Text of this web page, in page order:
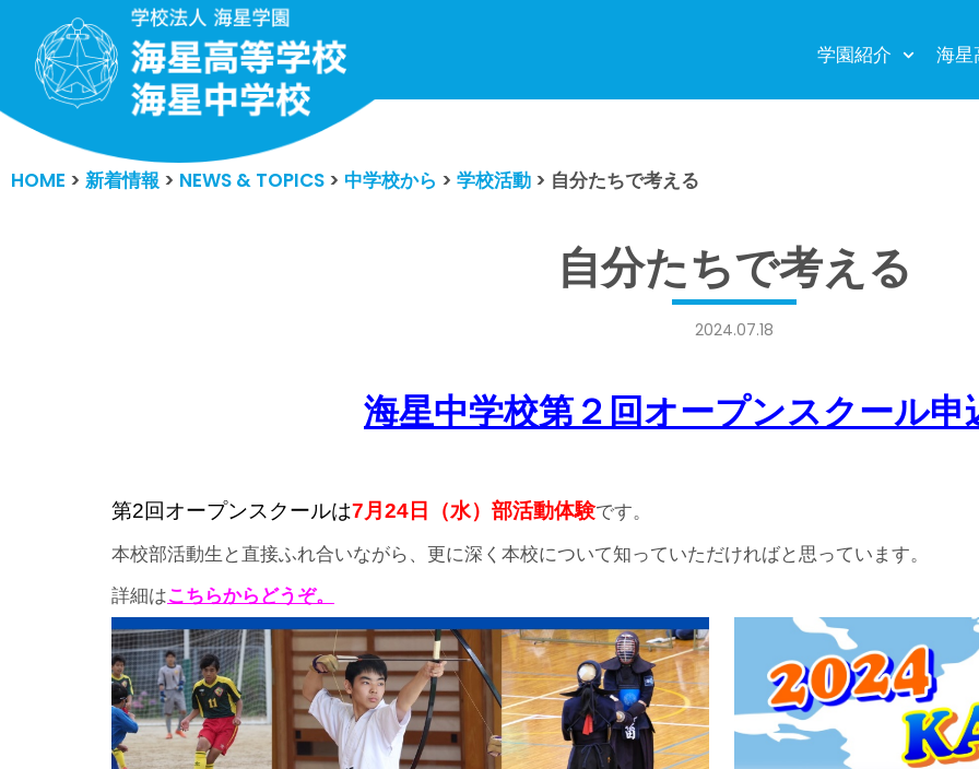
コ
テ
ツ
学園紹介 海星
HOME > 新着情報> NEWS & TOPICS > 中学校から > 学校活動 > 自分たちで考える
自分たちで考える
2024.07.18
海星中学校第２回オープンスクール申
第2回オープンスクールは7月24日（水）部活動体験です。
本校部活動生と直接ふれ合いながら、更に深く本校について知っていただければと思っています。
詳細はこちらからどうぞ。